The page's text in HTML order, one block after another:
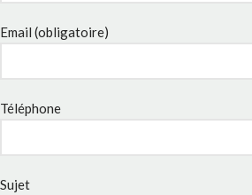
Email (obligatoire)
Téléphone
Sujet